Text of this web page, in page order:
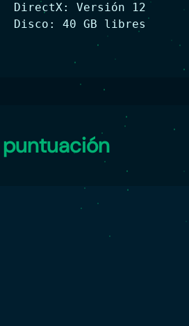
DirectX: Versión 12
Disco: 40 GB libres
puntuación